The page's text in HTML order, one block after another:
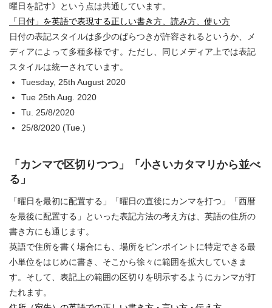
曜日を記す》という点は共通しています。
「日付」を英語で表現する正しい書き方、読み方、使い方
日付の表記スタイルは多少のばらつきが許容されるというか、メ
ディアによって多種多様です。ただし、同じメディア上では表記
スタイルは統一されています。
Tuesday, 25th August 2020
Tue 25th Aug. 2020
Tu. 25/8/2020
25/8/2020 (Tue.)
「カンマで区切りつつ」「小さいカタマリから並べ
る」
「曜日を最初に配置する」「曜日の直後にカンマを打つ」「西暦
を最後に配置する」といった表記方法の考え方は、英語の住所の
書き方にも通じます。
英語で住所を書く場合にも、場所をピンポイントに特定できる最
小単位をはじめに書き、そこから徐々に範囲を拡大していきま
す。そして、表記上の範囲の区切りを明示するようにカンマが打
たれます。